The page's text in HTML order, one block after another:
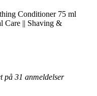
Conditioner 75 ml
Care || Shaving &
på 31 anmeldelser